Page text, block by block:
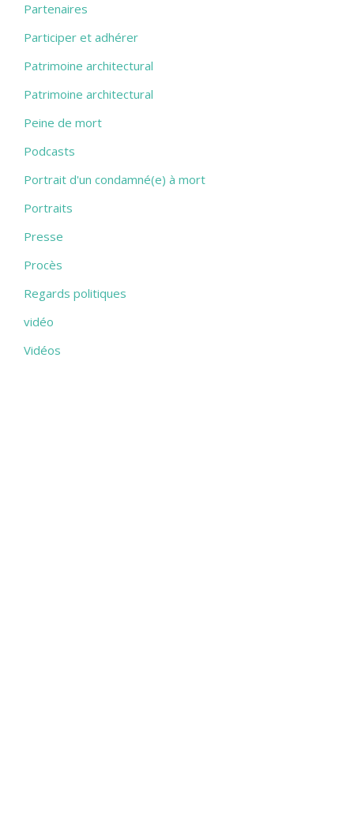
Partenaires
Participer et adhérer
Patrimoine architectural
Patrimoine architectural
Peine de mort
Podcasts
Portrait d'un condamné(e) à mort
Portraits
Presse
Procès
Regards politiques
vidéo
Vidéos